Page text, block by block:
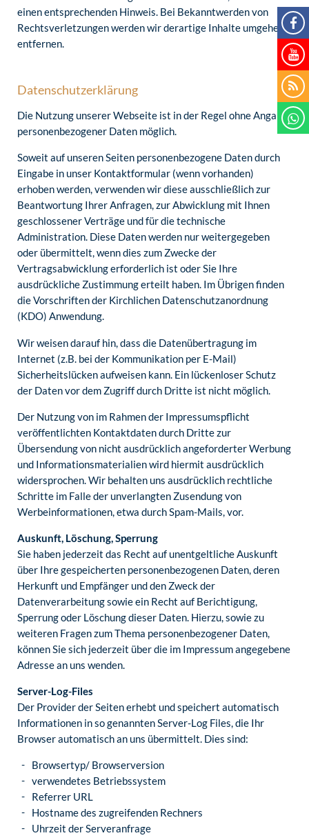
einen entsprechenden Hinweis. Bei Bekanntwerden von
Rechtsverletzungen werden wir derartige Inhalte umgehend
entfernen.
Datenschutzerklärung
Die Nutzung unserer Webseite ist in der Regel ohne Angabe
personenbezogener Daten möglich.
Soweit auf unseren Seiten personenbezogene Daten durch
Eingabe in unser Kontaktformular (wenn vorhanden)
erhoben werden, verwenden wir diese ausschließlich zur
Beantwortung Ihrer Anfragen, zur Abwicklung mit Ihnen
geschlossener Verträge und für die technische
Administration. Diese Daten werden nur weitergegeben
oder übermittelt, wenn dies zum Zwecke der
Vertragsabwicklung erforderlich ist oder Sie Ihre
ausdrückliche Zustimmung erteilt haben. Im Übrigen finden
die Vorschriften der Kirchlichen Datenschutzanordnung
(KDO) Anwendung.
Wir weisen darauf hin, dass die Datenübertragung im
Internet (z.B. bei der Kommunikation per E-Mail)
Sicherheitslücken aufweisen kann. Ein lückenloser Schutz
der Daten vor dem Zugriff durch Dritte ist nicht möglich.
Der Nutzung von im Rahmen der Impressumspflicht
veröffentlichten Kontaktdaten durch Dritte zur
Übersendung von nicht ausdrücklich angeforderter Werbung
und Informationsmaterialien wird hiermit ausdrücklich
widersprochen. Wir behalten uns ausdrücklich rechtliche
Schritte im Falle der unverlangten Zusendung von
Werbeinformationen, etwa durch Spam-Mails, vor.
Auskunft, Löschung, Sperrung
Sie haben jederzeit das Recht auf unentgeltliche Auskunft
über Ihre gespeicherten personenbezogenen Daten, deren
Herkunft und Empfänger und den Zweck der
Datenverarbeitung sowie ein Recht auf Berichtigung,
Sperrung oder Löschung dieser Daten. Hierzu, sowie zu
weiteren Fragen zum Thema personenbezogener Daten,
können Sie sich jederzeit über die im Impressum angegebene
Adresse an uns wenden.
Server-Log-Files
Der Provider der Seiten erhebt und speichert automatisch
Informationen in so genannten Server-Log Files, die Ihr
Browser automatisch an uns übermittelt. Dies sind:
Browsertyp/ Browserversion
verwendetes Betriebssystem
Referrer URL
Hostname des zugreifenden Rechners
Uhrzeit der Serveranfrage